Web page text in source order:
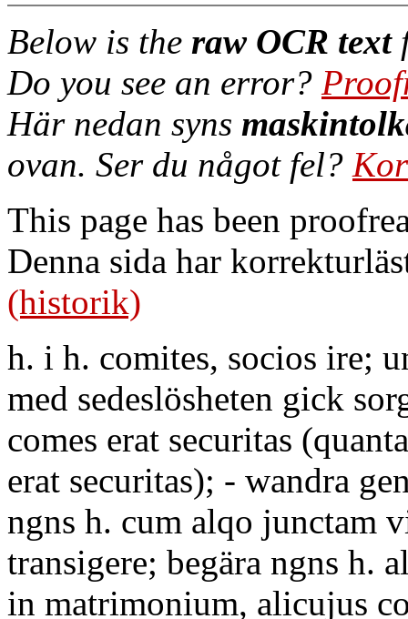
Below is the raw OCR text
Do you see an error?
Här nedan syns
ovan. Ser du något fel?
This page has been
Denna sida har
(historik)
h. i h. comites, socios ire;
med sedeslösheten gick
comes erat securitas
erat securitas); - wandra
ngns h. cum alqo junctam
transigere; begära ngns h.
in matrimonium, alicujus